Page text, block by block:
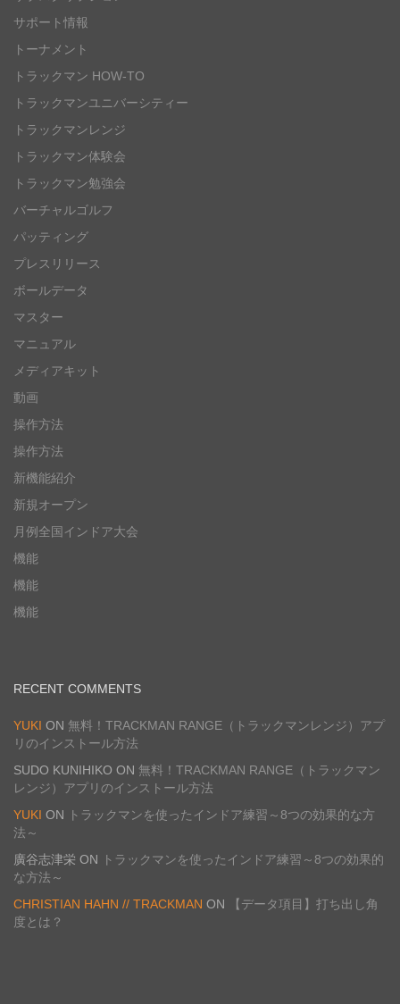
サポート情報
トーナメント
トラックマン HOW-TO
トラックマンユニバーシティー
トラックマンレンジ
トラックマン体験会
トラックマン勉強会
バーチャルゴルフ
パッティング
プレスリリース
ボールデータ
マスター
マニュアル
メディアキット
動画
操作方法
操作方法
新機能紹介
新規オープン
月例全国インドア大会
機能
機能
機能
RECENT COMMENTS
YUKI ON 無料！TRACKMAN RANGE（トラックマンレンジ）アプ
リのインストール方法
SUDO KUNIHIKO ON 無料！TRACKMAN RANGE（トラックマン
レンジ）アプリのインストール方法
YUKI ON
トラックマンを使ったインドア練習～8つの効果的な方
法～
廣谷志津栄 ON
トラックマンを使ったインドア練習～8つの効果的
な方法～
CHRISTIAN HAHN // TRACKMAN ON
【データ項目】打ち出し角
度とは？